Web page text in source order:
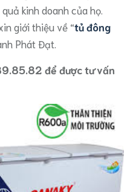
kinh doanh của họ.
giới thiệu về “tủ đông
Phát Đạt.
để được tư vấn